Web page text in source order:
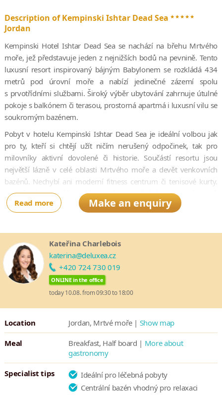
Description of Kempinski Ishtar Dead Sea *****
Jordan
Kempinski Hotel Ishtar Dead Sea se nachází na břehu Mrtvého
moře, jež představuje jeden z nejnižších bodů na pevnině. Tento
luxusní resort inspirovaný bájným Babylonem se rozkládá 434
metrů pod úrovní moře a nabízí jedinečné zázemí spolu
s prvotřídními službami. Široký výběr ubytování zahrnuje útulné
pokoje s balkónem či terasou, prostorná apartmá i luxusní vilu se
soukromým bazénem.
Pobyt v hotelu Kempinski Ishtar Dead Sea je ideální volbou jak
pro ty, kteří si chtějí užít ničím nerušený odpočinek, tak pro
milovníky aktivní dovolené či historie. Součástí resortu jsou
největší lázně v celé oblasti Mrtvého moře a devět venkovních
bazénů. Nechybí ani moderní fitness centrum či tenisové kurty.
Kromě toho se můžete těšit na pět jedinečných restaurací a barů
zasazených do úchvatných kulis místní přírody. Čeká na vás
významných historických i přírodních památek, které určitě stojí
za to navštívit. V hotelu vám rádi pomůžou naplánovat výlet do
údolí Vádí Rum či skalního města Petra a na další zajímavá místa.
Read more Make an enquiry
Kateřina Charlebois
katerina@deluxea.cz
+420 724 730 019
ONLINE in the office
today 10.08. from 09:30 to 18:00
Location Jordan, Mrtvé moře | Show map
Meal Breakfast, Half board | More about
gastronomy
Specialist tips
Ideální pro léčebná pobyty
Centrální bazén vhodný pro relaxaci